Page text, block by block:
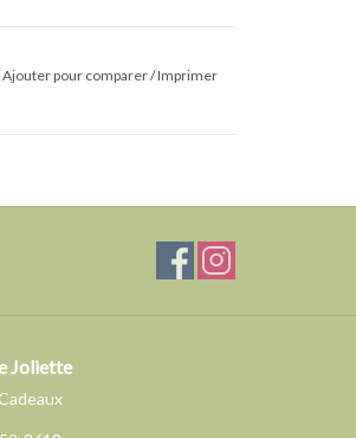
Ajouter pour comparer/Imprimer
Joliette